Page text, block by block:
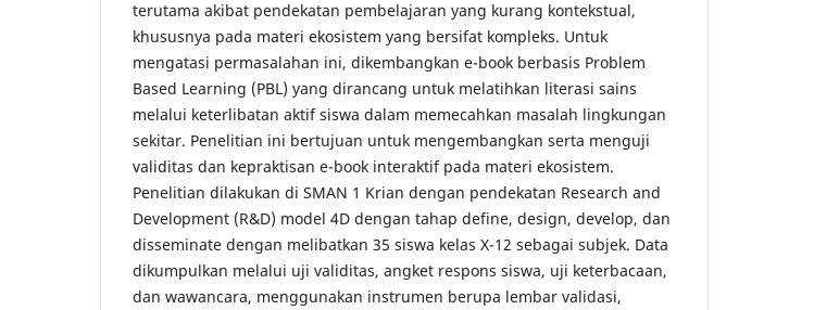
terutama akibat pendekatan pembelajaran yang kurang kontekstual,
khususnya pada materi ekosistem yang bersifat kompleks. Untuk
mengatasi permasalahan ini, dikembangkan e-book berbasis Problem
Based Learning (PBL) yang dirancang untuk melatihkan literasi sains
melalui keterlibatan aktif siswa dalam memecahkan masalah lingkungan
sekitar. Penelitian ini bertujuan untuk mengembangkan serta menguji
validitas dan kepraktisan e-book interaktif pada materi ekosistem.
Penelitian dilakukan di SMAN 1 Krian dengan pendekatan Research and
Development (R&D) model 4D dengan tahap define, design, develop, dan
disseminate dengan melibatkan 35 siswa kelas X-12 sebagai subjek. Data
dikumpulkan melalui uji validitas, angket respons siswa, uji keterbacaan,
dan wawancara, menggunakan instrumen berupa lembar validasi,